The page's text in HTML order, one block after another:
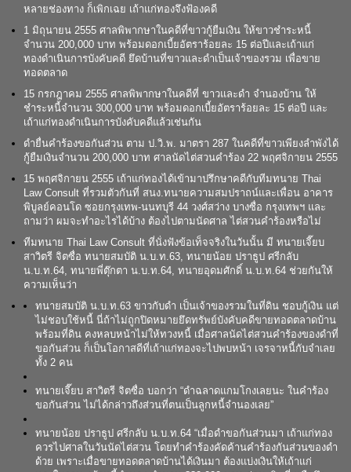
หลายช่องทาง ก็เพิกเฉย เถ้าแก่ทองจึงฟ้องคดี
1 มิถุนายน 2555 ศาลพิพากษาในคดีที่ขาวกู้ยืมเงิน ให้ขาวชำระหนี้
จำนวน 200,000 บาท พร้อมดอกเบี้ยอัตราร้อยละ 15 ต่อปีและเถ้าแก่
ทองดำเนินการบังคับคดี ยึดบ้านที่ขาวและดำเป็นเจ้าของรวม เพื่อขาย
ทอดตลาด
15 กรกฎาคม 2555 ศาลพิพากษาในคดีที่ ขาวและดำ จำนองบ้าน ให้
ชำระหนี้จำนวน 300,000 บาท พร้อมดอกเบี้ยอัตราร้อยละ 15 ต่อปี และ
เถ้าแก่ทองดำเนินการบังคับคดีแล้วเช่นกัน
ดำยื่นคำร้องขอกันส่วน ตาม ป.วิ.พ. มาตรา 287 ในคดีที่ขาวเพียงลำพังได้
กู้ยืมเงินจำนวน 200,000 บาท ศาลนัดไต่สวนคำร้อง 22 พฤศจิกายน 2555
15 พฤศจิกายน 2555 เถ้าแก่ทองได้เข้ามาปรึกษาคดีกับทีมทนาย Thai
Law Consult ที่รวมตัวกันที่ สนง.ทนายความสมปราถน์และเพื่อน อาคาร
พิบูลย์คอนโด ซอยกรุงเทพ-นนทบุรี 44 วงศ์สว่าง บางซื่อ กรุงเทพฯ และ
ถามว่า ผมจะทำอะไรได้บ้าง ต้องไปตามนัดศาล ไต่สวนคำร้องหรือไม่
ทีมทนาย Thai Law Consult ที่นั่งฟังข้อเท็จจริงในวันนั้น มี ทนายเจี๊ยบ
สาวิตรี จิตซื่อ ทนายสมบัติ น.บ.ท.63, ทนายน้อย ปราธูป ศรีกลับ
น.บ.ท.64, ทนายพี่ตุ๊กตา น.บ.ท.64, ทนายอุดมศักดิ์ น.บ.ท.64 ช่วยกันให้
ความเห็นว่า
ทนายสมบัติ น.บ.ท.63 ขาวกับดำ เป็นเจ้าของรวมในที่ดิน ชอบกู้เงิน แต่
ไม่ชอบใช้หนี้ นี่ถ้าไม่ถูกปิดหมายยึดทรัพย์บังคับคดีขายทอดตลาดบ้าน
พร้อมที่ดิน คงหลบหน้าไม่ให้ทวงหนี้ เมื่อศาลนัดไต่สวนคำร้องของดำที่
ขอกันส่วน ก็เป็นโอกาสดีที่เถ้าแก่ทองจะไปพบหน้า เจรจาหนี้กับจำเลย
ทั้ง 2 คน
ทนายเจี๊ยบ สาวิตรี จิตซื่อ บอกว่า “ดำฉลาดแกมโกงเลยนะ ในคำร้อง
ขอกันส่วน ไม่ได้กล่าวถึงส่วนที่ตนเป็นลูกหนี้จำนองเลย”
ทนายน้อย ปราธูป ศรีกลับ น.บ.ท.64 “เมื่อดำขอกันส่วนมา เถ้าแก่ทอง
ควรไปศาลในวันนัดไต่สวน โดยทำคำร้องคัดค้านคำร้องกันส่วนของดำ
ด้วย เพราะเมื่อขายทอดตลาดบ้านได้เงินมา ต้องแบ่งเงินให้เถ้าแก่